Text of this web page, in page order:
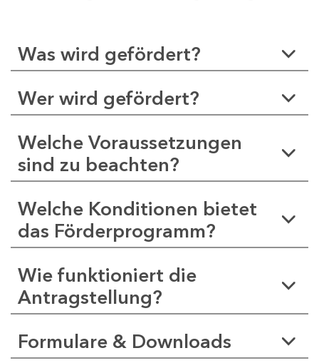
Was wird gefördert?
Wer wird gefördert?
Welche Voraussetzungen
sind zu beachten?
Welche Konditionen bietet
das Förderprogramm?
Wie funktioniert die
Antragstellung?
Formulare & Downloads